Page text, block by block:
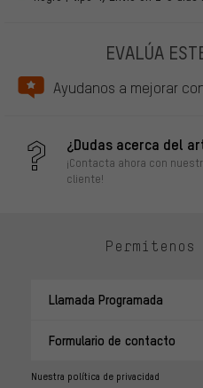
EVALÚA
Ayudanos a mejorar
¿Dudas acerca del
¡Contacta ahora con
cliente!
Llamada Programada
Formulario de contacto
Nuestra política de privacidad